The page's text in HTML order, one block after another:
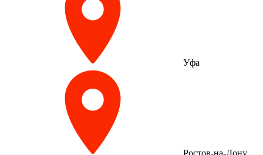
Уфа
Ростов-на-Дону